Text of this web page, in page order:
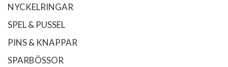
NYCKELRINGAR
SPEL & PUSSEL
PINS & KNAPPAR
SPARBÖSSOR